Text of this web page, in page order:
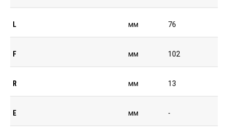
L мм 76
F мм 102
R мм 13
E мм -